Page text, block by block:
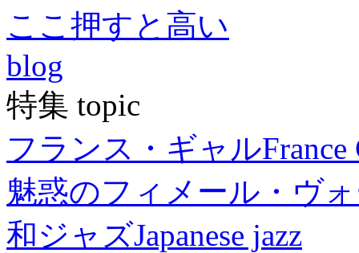
ここ押すと高い
blog
特集 topic
フランス・ギャルFrance
魅惑のフィメール・ヴ
和ジャズJapanese jazz